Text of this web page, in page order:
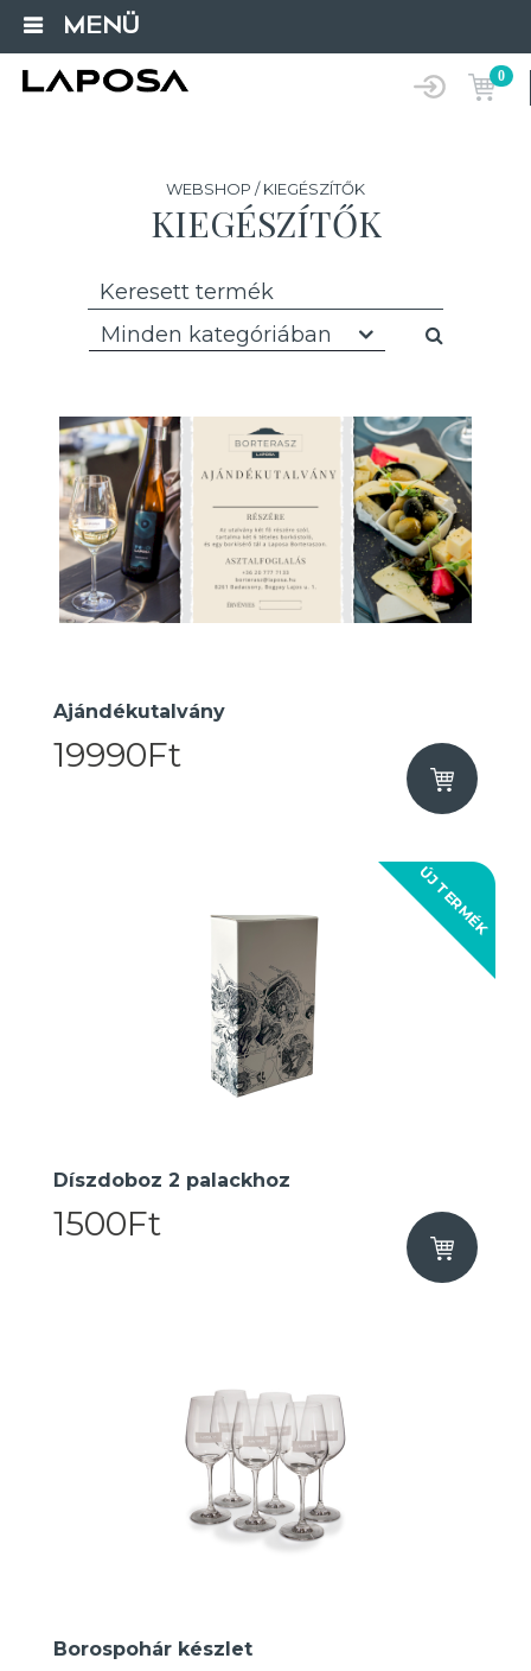
MENÜ
0
WEBSHOP / KIEGÉSZÍTŐK
KIEGÉSZÍTŐK
Minden kategóriában
Ajándékutalvány
19990Ft
ÚJ TERMÉK
Díszdoboz 2 palackhoz
1500Ft
Borospohár készlet